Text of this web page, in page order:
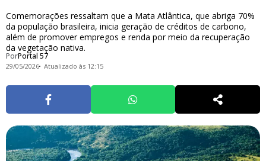
Comemorações ressaltam que a Mata Atlântica, que abriga 70%
da população brasileira, inicia geração de créditos de carbono,
além de promover empregos e renda por meio da recuperação
da vegetação nativa.
PorPortal 57
29/05/2026 Atualizado às 12:15